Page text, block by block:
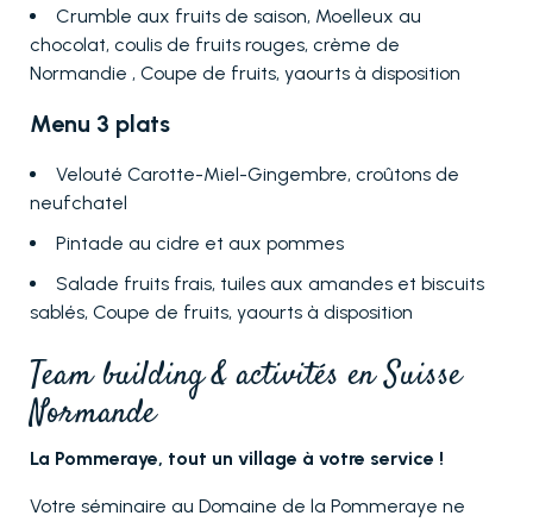
Crumble aux fruits de saison, Moelleux au
chocolat, coulis de fruits rouges, crème de
Normandie , Coupe de fruits, yaourts à disposition
Menu 3 plats
Velouté Carotte-Miel-Gingembre, croûtons de
neufchatel
Pintade au cidre et aux pommes
Salade fruits frais, tuiles aux amandes et biscuits
sablés, Coupe de fruits, yaourts à disposition
Team building & activités en Suisse
Normande
La Pommeraye, tout un village à votre service !
Votre séminaire au Domaine de la Pommeraye ne